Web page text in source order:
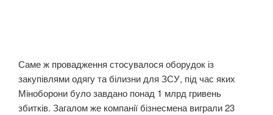
Саме ж провадження стосувалося оборудок із
закупівлями одягу та білизни для ЗСУ, під час яких
Міноборони було завдано понад 1 млрд гривень
збитків. Загалом же компанії бізнесмена виграли 23